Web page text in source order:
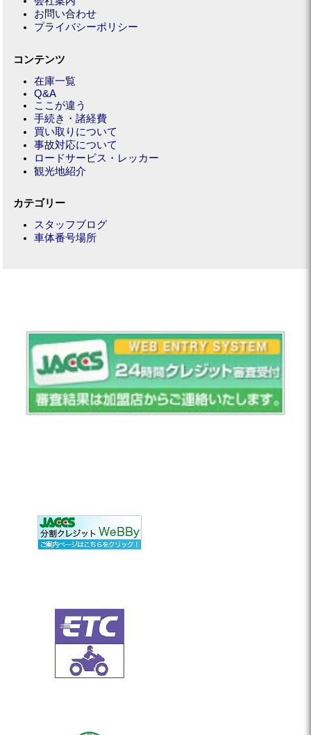
お問い合わせ
プライバシーポリシー
コンテンツ
在庫一覧
Q&A
ここが違う
手続き・諸経費
買い取りについて
事故対応について
ロードサービス・レッカー
観光地紹介
カテゴリー
スタッフブログ
車体番号場所